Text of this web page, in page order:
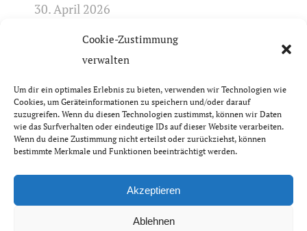
Cookie-Zustimmung
verwalten
Um dir ein optimales Erlebnis zu bieten, verwenden wir Technologien wie
Cookies, um Geräteinformationen zu speichern und/oder darauf
zuzugreifen. Wenn du diesen Technologien zustimmst, können wir Daten
wie das Surfverhalten oder eindeutige IDs auf dieser Website verarbeiten.
Wenn du deine Zustimmung nicht erteilst oder zurückziehst, können
bestimmte Merkmale und Funktionen beeinträchtigt werden.
Akzeptieren
Ablehnen
30. April 2026
Frühlingserwachen in der Rhön +++ Bis 17.4.
geschlossen +++ April-Öffnungszeiten +++
31. März 2026
© Thüringer Rhönhaus GbR | 2026
Impressum & Datenschutzerklärung